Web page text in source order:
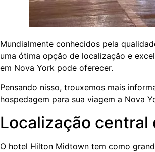
Mundialmente conhecidos pela
uma ótima opção de localização e
em Nova York pode oferecer.
Pensando nisso, trouxemos mais
hospedagem para sua viagem a Nova
Localização
O hotel Hilton Midtown tem como